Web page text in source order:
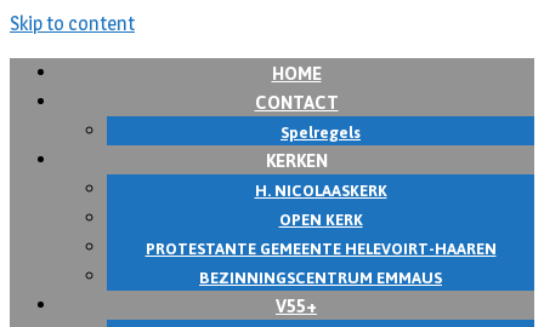
Skip to content
HOME
CONTACT
Spelregels
KERKEN
H. NICOLAASKERK
OPEN KERK
PROTESTANTE GEMEENTE HELEVOIRT-HAAREN
BEZINNINGSCENTRUM EMMAUS
V55+